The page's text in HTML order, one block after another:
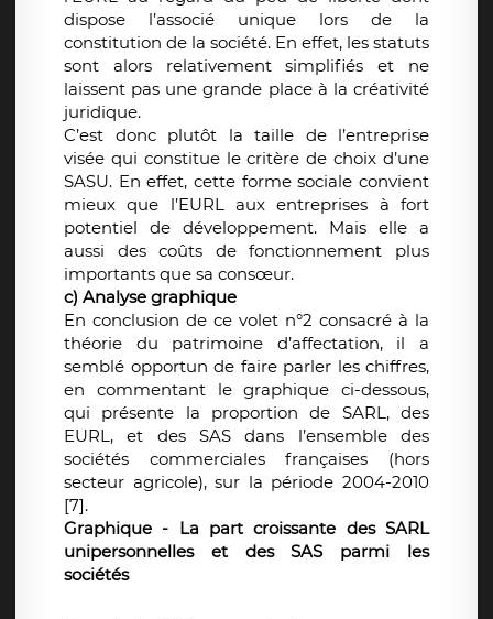
dispose l’associé unique lors de la
constitution de la société. En effet, les statuts
sont alors relativement simplifiés et ne
laissent pas une grande place à la créativité
juridique.
C’est donc plutôt la taille de l’entreprise
visée qui constitue le critère de choix d’une
SASU. En effet, cette forme sociale convient
mieux que l’EURL aux entreprises à fort
potentiel de développement. Mais elle a
aussi des coûts de fonctionnement plus
importants que sa consœur.
c) Analyse graphique
En conclusion de ce volet n°2 consacré à la
théorie du patrimoine d’affectation, il a
semblé opportun de faire parler les chiffres,
en commentant le graphique ci-dessous,
qui présente la proportion de SARL, des
EURL, et des SAS dans l’ensemble des
sociétés commerciales françaises (hors
secteur agricole), sur la période 2004-2010
[7].
Graphique - La part croissante des SARL
unipersonnelles et des SAS parmi les
sociétés